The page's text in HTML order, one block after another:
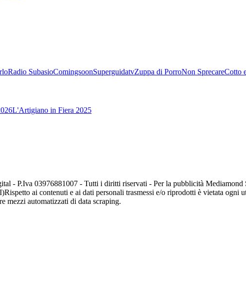
Radio SubasioComingsoonSuperguidatvZuppa di PorroNon SprecareCotto
L'Artigiano in Fiera 2025
- P.Iva 03976881007 - Tutti i diritti riservati - Per la pubblicità
Rispetto ai contenuti e ai dati personali trasmessi e/o riprodotti è vietata ogni
mezzi automatizzati di data scraping.